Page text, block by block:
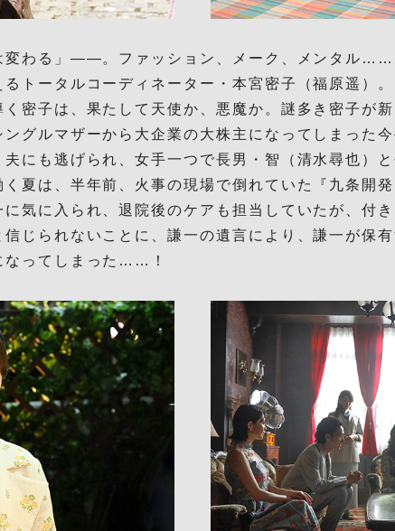
変わる」――。ファッション、メーク、メンタル
トータルコーディネーター・本宮密子（福原遥）
密子は、果たして天使か、悪魔か。謎多き密子が
ングルマザーから大企業の大株主になってしまっ
にも逃げられ、女手一つで長男・智（清水尋也）
夏は、半年前、火事の現場で倒れていた『九条開
気に入られ、退院後のケアも担当していたが、付
じられないことに、謙一の遺言により、謙一が保
なってしまった……！